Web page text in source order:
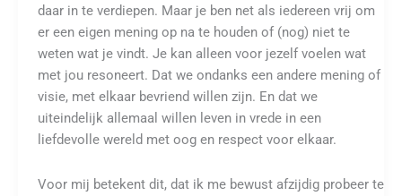
daar in te verdiepen. Maar je ben net als iedereen vrij om
er een eigen mening op na te houden of (nog) niet te
weten wat je vindt. Je kan alleen voor jezelf voelen wat
met jou resoneert. Dat we ondanks een andere mening of
visie, met elkaar bevriend willen zijn. En dat we
uiteindelijk allemaal willen leven in vrede in een
liefdevolle wereld met oog en respect voor elkaar.
Voor mij betekent dit, dat ik me bewust afzijdig probeer te